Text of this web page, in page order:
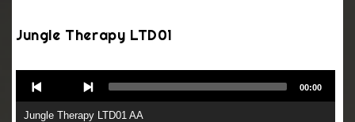
Jungle Therapy LTD01
Player
Jungle Therapy LTD01 AA
00:00